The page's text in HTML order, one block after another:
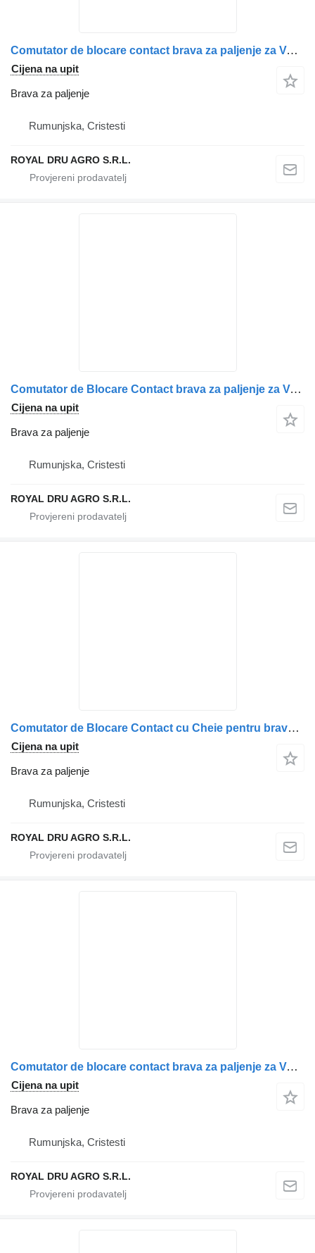
Comutator de blocare contact brava za paljenje za Volvo – 9958589, 8159904, 3091508, 1063433 kamiona
Cijena na upit
Brava za paljenje
Rumunjska, Cristesti
ROYAL DRU AGRO S.R.L.
Comutator de Blocare Contact brava za paljenje za Volvo cu Chei kamiona
Cijena na upit
Brava za paljenje
Rumunjska, Cristesti
ROYAL DRU AGRO S.R.L.
Comutator de Blocare Contact cu Cheie pentru brava za paljenje za Volvo – Coduri 9958589, 8159904, 3091508, 1063433 kamiona
Cijena na upit
Brava za paljenje
Rumunjska, Cristesti
ROYAL DRU AGRO S.R.L.
Comutator de blocare contact brava za paljenje za Volvo cu cheie și cablaj atașat kamiona
Cijena na upit
Brava za paljenje
Rumunjska, Cristesti
ROYAL DRU AGRO S.R.L.